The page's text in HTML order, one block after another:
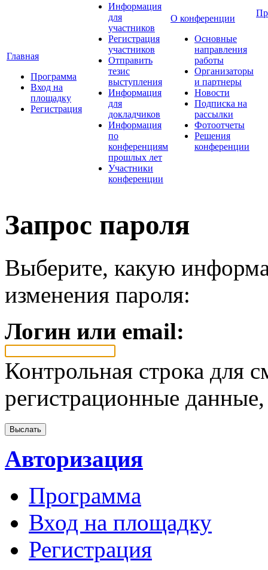
Главная
Программа
Вход на
площадку
Регистрация
Информация
для
участников
Регистрация
участников
Отправить
тезис
выступления
Информация
для
докладчиков
Информация
по
конференциям
прошлых лет
Участники
конференции
О конференции
Основные
направления
работы
Организаторы
и партнеры
Новости
Подписка на
рассылки
Фотоотчеты
Решения
конференции
Запрос пароля
Выберите, какую
изменения пароля:
Логин или email:
Контрольная строка для
регистрационные
Авторизация
Программа
Вход на площадку
Регистрация